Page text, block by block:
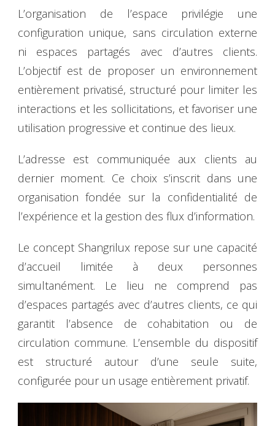
L’organisation de l’espace privilégie une
configuration unique, sans circulation externe
ni espaces partagés avec d’autres clients.
L’objectif est de proposer un environnement
entièrement privatisé, structuré pour limiter les
interactions et les sollicitations, et favoriser une
utilisation progressive et continue des lieux.
L’adresse est communiquée aux clients au
dernier moment. Ce choix s’inscrit dans une
organisation fondée sur la confidentialité de
l’expérience et la gestion des flux d’information.
Le concept Shangrilux repose sur une capacité
d’accueil limitée à deux personnes
simultanément. Le lieu ne comprend pas
d’espaces partagés avec d’autres clients, ce qui
garantit l’absence de cohabitation ou de
circulation commune. L’ensemble du dispositif
est structuré autour d’une seule suite,
configurée pour un usage entièrement privatif.